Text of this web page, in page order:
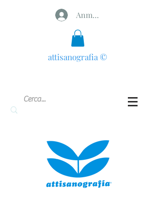
Anmelden
attisanografia ©